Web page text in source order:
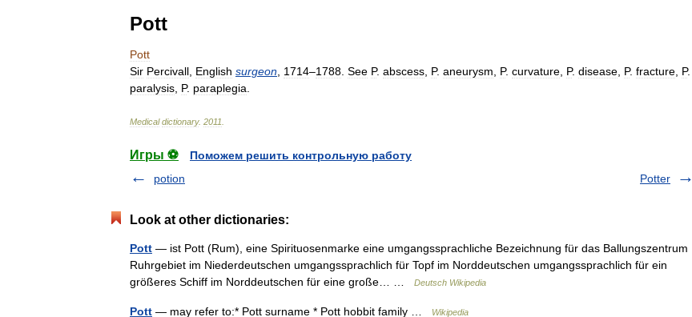
Pott
Pott
Sir Percivall English surgeon 1714–1788 See P. abscess P. aneurysm P. curvature P. disease P. fracture P.
paralysis P. paraplegia
Medical dictionary. 2011
Игры ⚽
Поможем решить контрольную работу
potion
Potter
Look at other dictionaries:
Pott — ist Pott (Rum), eine Spirituosenmarke eine umgangssprachliche Bezeichnung für das Ballungszentrum
Ruhrgebiet im Niederdeutschen umgangssprachlich für Topf im Norddeutschen umgangssprachlich für ein
größeres Schiff im Norddeutschen für eine große… …
Deutsch Wikipedia
Pott — may refer to:* Pott surname * Pott hobbit family … Wikipedia